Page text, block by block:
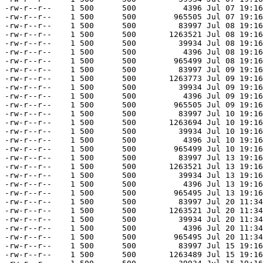
-rw-r--r--    1 500      500          4396 Jul 07
-rw-r--r--    1 500      500        965505 Jul 07
-rw-r--r--    1 500      500         83997 Jul 08
-rw-r--r--    1 500      500       1263521 Jul 08
-rw-r--r--    1 500      500         39934 Jul 08
-rw-r--r--    1 500      500          4396 Jul 08
-rw-r--r--    1 500      500        965499 Jul 08
-rw-r--r--    1 500      500         83997 Jul 09
-rw-r--r--    1 500      500       1263773 Jul 09
-rw-r--r--    1 500      500         39934 Jul 09
-rw-r--r--    1 500      500          4396 Jul 09
-rw-r--r--    1 500      500        965505 Jul 09
-rw-r--r--    1 500      500         83997 Jul 10
-rw-r--r--    1 500      500       1263694 Jul 10
-rw-r--r--    1 500      500         39934 Jul 10
-rw-r--r--    1 500      500          4396 Jul 10
-rw-r--r--    1 500      500        965499 Jul 10
-rw-r--r--    1 500      500         83997 Jul 13
-rw-r--r--    1 500      500       1263521 Jul 13
-rw-r--r--    1 500      500         39934 Jul 13
-rw-r--r--    1 500      500          4396 Jul 13
-rw-r--r--    1 500      500        965495 Jul 13
-rw-r--r--    1 500      500         83997 Jul 20
-rw-r--r--    1 500      500       1263521 Jul 20
-rw-r--r--    1 500      500         39934 Jul 20
-rw-r--r--    1 500      500          4396 Jul 20
-rw-r--r--    1 500      500        965495 Jul 20
-rw-r--r--    1 500      500         83997 Jul 15
-rw-r--r--    1 500      500       1263489 Jul 15